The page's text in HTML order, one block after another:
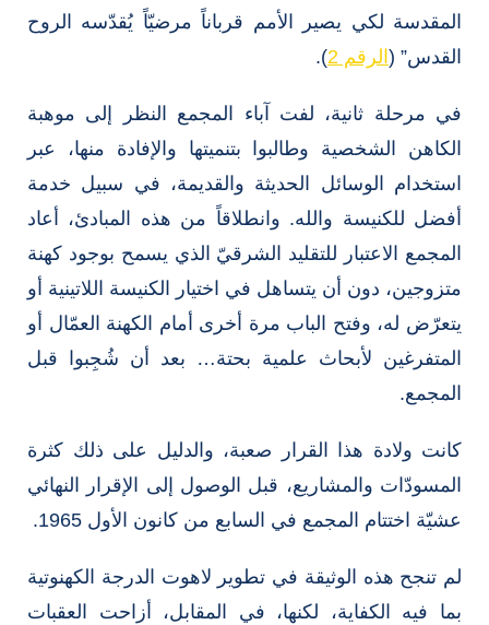
المقدسة لكي يصير الأمم قرباناً مرضيّاً يُقدّسه الروح
القدس” ( الرقم 2 ).
في مرحلة ثانية، لفت آباء المجمع النظر إلى موهبة
الكاهن الشخصية وطالبوا بتنميتها والإفادة منها، عبر
استخدام الوسائل الحديثة والقديمة، في سبيل خدمة
أفضل للكنيسة والله. وانطلاقاً من هذه المبادئ، أعاد
المجمع الاعتبار للتقليد الشرقيّ الذي يسمح بوجود كهنة
متزوجين، دون أن يتساهل في اختيار الكنيسة اللاتينية أو
يتعرّض له، وفتح الباب مرة أخرى أمام الكهنة العمّال أو
المتفرغين لأبحاث علمية بحتة… بعد أن شُجِبوا قبل
المجمع.
كانت ولادة هذا القرار صعبة، والدليل على ذلك كثرة
المسودّات والمشاريع، قبل الوصول إلى الإقرار النهائي
عشيّة اختتام المجمع في السابع من كانون الأول 1965.
لم تنجح هذه الوثيقة في تطوير لاهوت الدرجة الكهنوتية
بما فيه الكفاية، لكنها، في المقابل، أزاحت العقبات